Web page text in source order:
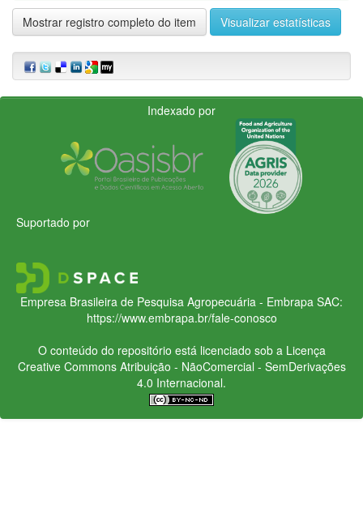
Mostrar registro completo do item Visualizar estatísticas
Indexado por
Suportado por
Empresa Brasileira de Pesquisa Agropecuária - Embrapa SAC:
https://www.embrapa.br/fale-conosco
O conteúdo do repositório está licenciado sob a Licença
Creative CommonsAtribuição - NãoComercial - SemDerivações
4.0 Internacional.